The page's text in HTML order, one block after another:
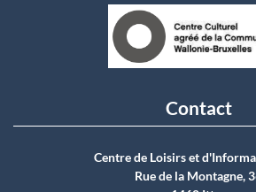
Contact
Centre de Loisirs et
Rue de la Montagne,